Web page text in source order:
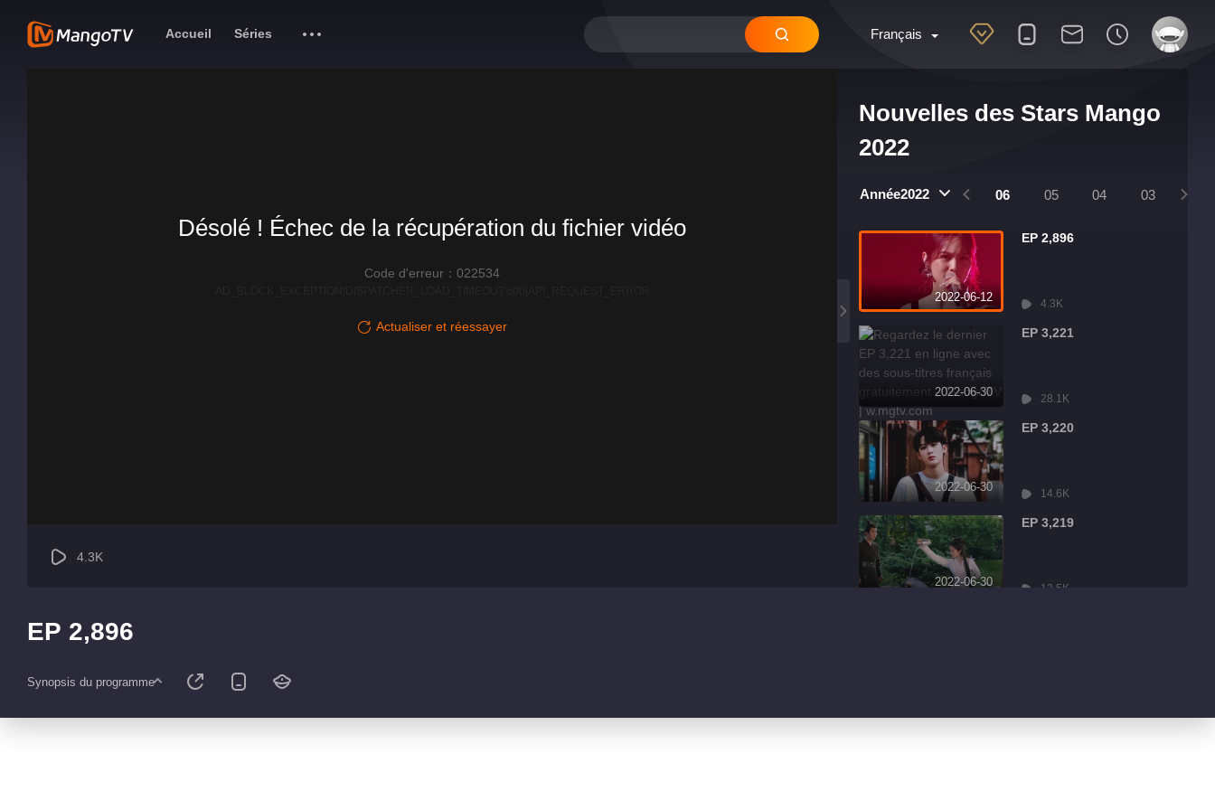
Français
Accueil Séries
Nouvelles des Stars Mango
2022
Année2022
09 08 07 06 05 04 03
2022-06-12
EP 2,896
4.3K
2022-06-30
EP 3,221
28.1K
2022-06-30
EP 3,220
14.6K
2022-06-30
EP 3,219
12.5K
Désolé ! Échec de la récupération du fichier vidéo
Code d'erreur：022534
Actualiser et réessayer
4.3K
EP 2,896
Synopsis du programme